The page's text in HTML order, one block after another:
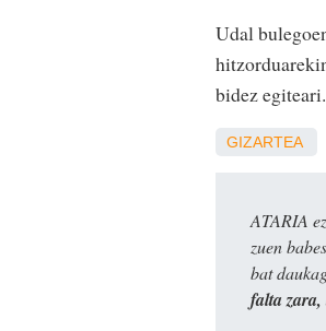
Udal
bidez egiteari.
GIZARTEA
ATARIA
zuen
bat
falta zara,